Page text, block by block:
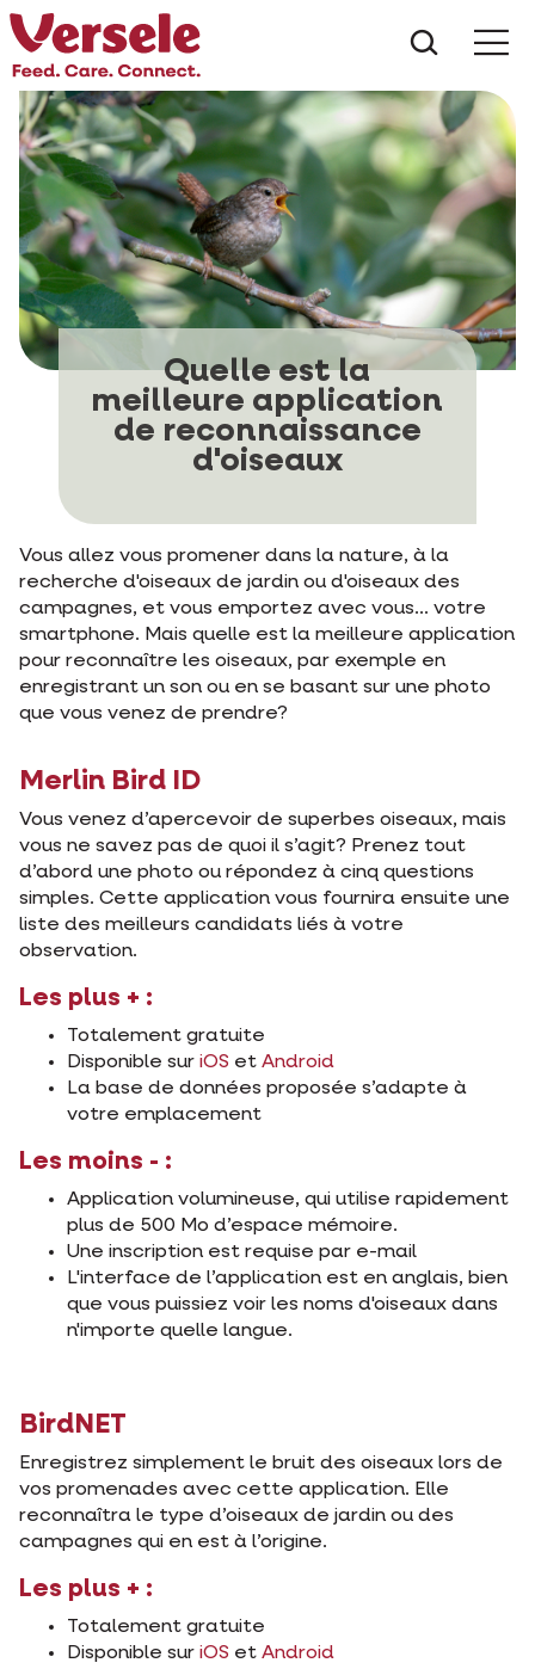
Quelle est la
meilleure application
de reconnaissance
d'oiseaux
Vous allez vous promener dans la nature, à la
recherche d'oiseaux de jardin ou d'oiseaux des
campagnes, et vous emportez avec vous... votre
smartphone. Mais quelle est la meilleure application
pour reconnaître les oiseaux, par exemple en
enregistrant un son ou en se basant sur une photo
que vous venez de prendre?
Merlin Bird ID
Vous venez d’apercevoir de superbes oiseaux, mais
vous ne savez pas de quoi il s’agit? Prenez tout
d’abord une photo ou répondez à cinq questions
simples. Cette application vous fournira ensuite une
liste des meilleurs candidats liés à votre
observation.
Les plus + :
Totalement gratuite
Disponible sur iOS et Android
La base de données proposée s’adapte à
votre emplacement
Les moins - :
Application volumineuse, qui utilise rapidement
plus de 500 Mo d’espace mémoire.
Une inscription est requise par e-mail
L'interface de l’application est en anglais, bien
que vous puissiez voir les noms d'oiseaux dans
n'importe quelle langue.
BirdNET
Enregistrez simplement le bruit des oiseaux lors de
vos promenades avec cette application. Elle
reconnaîtra le type d’oiseaux de jardin ou des
campagnes qui en est à l’origine.
Les plus + :
Totalement gratuite
Disponible sur iOS et Android